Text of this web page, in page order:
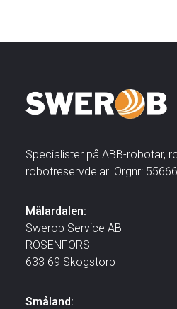
Specialister på ABB-robotar,
robotreservdelar. Orgnr:
Mälardalen:
Swerob Service AB
ROSENFORS
633 69 Skogstorp
Småland: